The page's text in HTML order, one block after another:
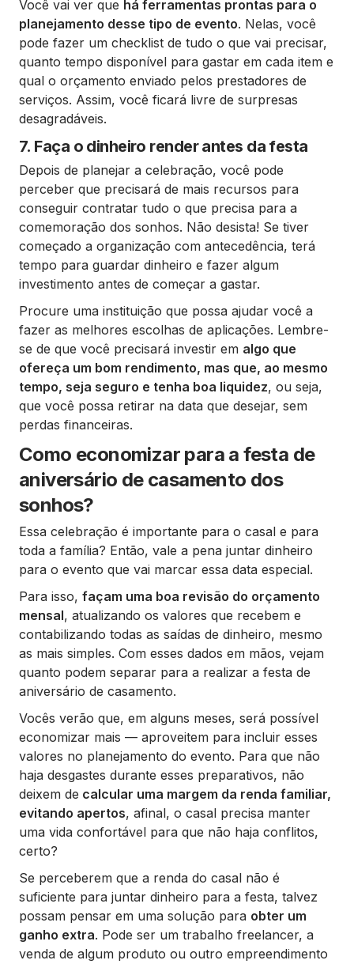
Você vai ver que há ferramentas prontas para o
planejamento desse tipo de evento. Nelas, você
pode fazer um checklist de tudo o que vai precisar,
quanto tempo disponível para gastar em cada item e
qual o orçamento enviado pelos prestadores de
serviços. Assim, você ficará livre de surpresas
desagradáveis.
7. Faça o dinheiro render antes da festa
Depois de planejar a celebração, você pode
perceber que precisará de mais recursos para
conseguir contratar tudo o que precisa para a
comemoração dos sonhos. Não desista! Se tiver
começado a organização com antecedência, terá
tempo para guardar dinheiro e fazer algum
investimento antes de começar a gastar.
Procure uma instituição que possa ajudar você a
fazer as melhores escolhas de aplicações. Lembre-
se de que você precisará investir em algo que
ofereça um bom rendimento, mas que, ao mesmo
tempo, seja seguro e tenha boa liquidez, ou seja,
que você possa retirar na data que desejar, sem
perdas financeiras.
Como economizar para a festa de
aniversário de casamento dos
sonhos?
Essa celebração é importante para o casal e para
toda a família? Então, vale a pena juntar dinheiro
para o evento que vai marcar essa data especial.
Para isso, façam uma boa revisão do orçamento
mensal, atualizando os valores que recebem e
contabilizando todas as saídas de dinheiro, mesmo
as mais simples. Com esses dados em mãos, vejam
quanto podem separar para a realizar a festa de
aniversário de casamento.
Vocês verão que, em alguns meses, será possível
economizar mais — aproveitem para incluir esses
valores no planejamento do evento. Para que não
haja desgastes durante esses preparativos, não
deixem de calcular uma margem da renda familiar,
evitando apertos, afinal, o casal precisa manter
uma vida confortável para que não haja conflitos,
certo?
Se perceberem que a renda do casal não é
suficiente para juntar dinheiro para a festa, talvez
possam pensar em uma solução para obter um
ganho extra. Pode ser um trabalho freelancer, a
venda de algum produto ou outro empreendimento